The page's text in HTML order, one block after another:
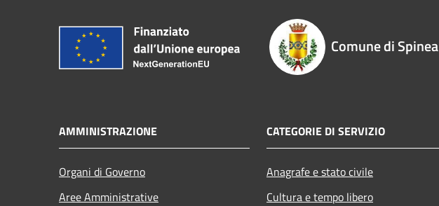
Comune di Spinea
AMMINISTRAZIONE
Organi di Governo
Aree Amministrative
CATEGORIE DI SERVIZIO
Anagrafe e stato civile
Cultura e tempo libero